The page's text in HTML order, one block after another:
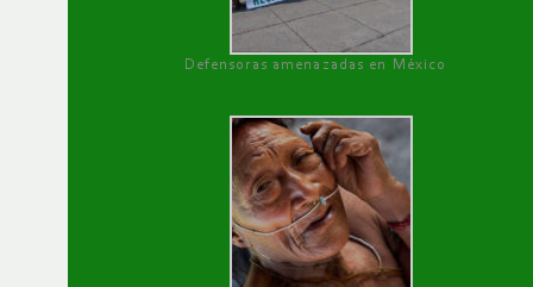
Defensoras amenazadas en México